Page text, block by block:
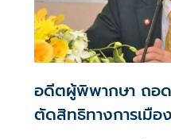
อดีตผู้พิพากษา ถอด
ตัดสิทธิทางการเมือ